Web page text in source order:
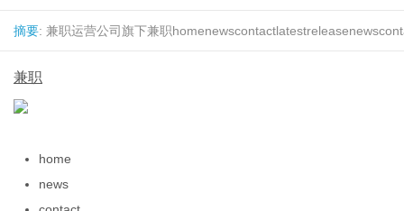
摘要: 兼职运营公司旗下兼职
兼职
home
news